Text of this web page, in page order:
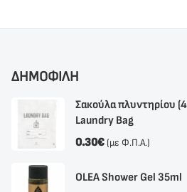
ΔΗΜΟΦΙΛΗ
Σακούλα πλυντηρίου
Laundry Bag
0.30€ (με Φ.Π.Α.)
OLEA Shower Gel 35ml